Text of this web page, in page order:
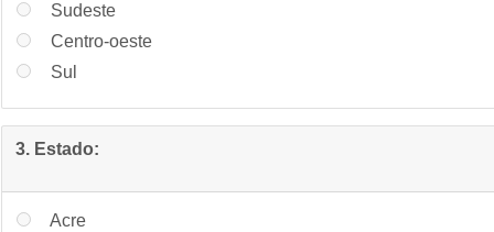
Sudeste
Centro-oeste
Sul
3. Estado:
Acre